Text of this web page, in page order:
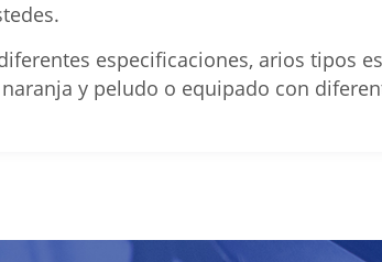
especificaciones, arios tipos
y peludo o equipado con